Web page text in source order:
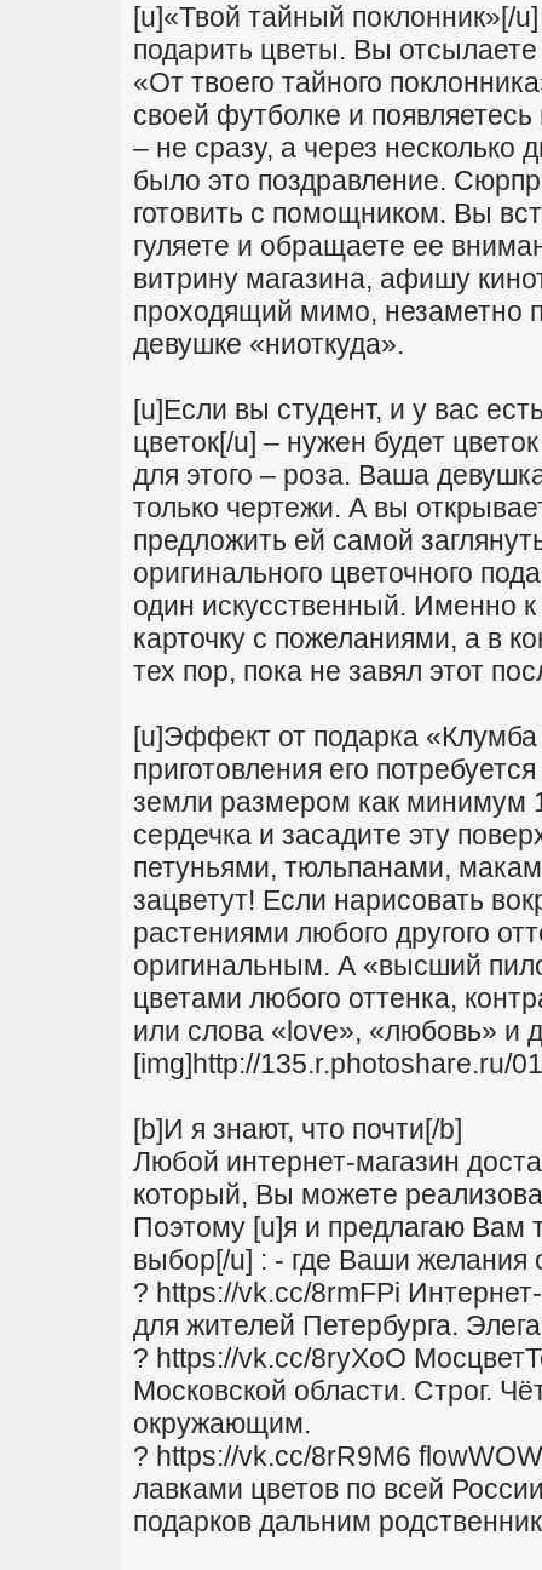
[u]«Твой тайный поклонник»[/
подарить цветы. Вы
«От твоего тайного
своей футболке и
– не сразу, а через несколько
было это поздравление.
готовить с помощником. Вы
гуляете и обращаете ее
витрину магазина, афишу
проходящий мимо, незаметно
девушке «ниоткуда».
[u]Если вы студент, и у вас
цветок[/u] – нужен будет
для этого – роза. Ваша
только чертежи. А вы
предложить ей самой
оригинального цветочного
один искусственный. Именно
карточку с пожеланиями, а в
тех пор, пока не завял этот
[u]Эффект от подарка
приготовления его
земли размером как минимум
сердечка и засадите эту
петуньями, тюльпанами,
зацветут! Если нарисовать
растениями любого другого
оригинальным. А «высший
цветами любого оттенка,
или слова «love», «любовь» и
[img]http://135.r.photoshare.ru/
[b]И я знают, что почти[/b]
Любой интернет-магазин
который, Вы можете
Поэтому [u]я и предлагаю Вам
выбор[/u] : - где Ваши желания
? https://vk.cc/8rmFPi
для жителей Петербурга.
? https://vk.cc/8ryXoO
Московской области. Строг.
окружающим.
? https://vk.cc/8rR9M6
лавками цветов по всей
подарков дальним